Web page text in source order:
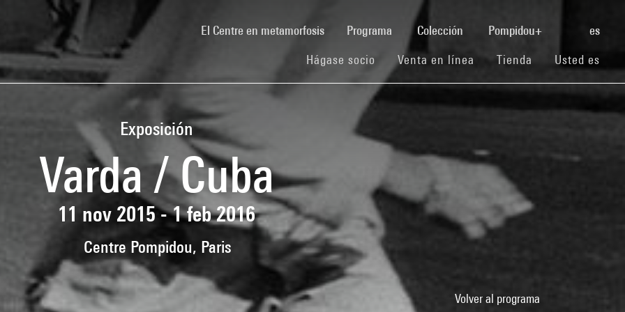
El Centre en metamorfosis(current)Programa Colección Pompidou+ es
Hágase socio (current)
Venta en línea (current)
Tienda (current)
Usted es
Exposición
Varda / Cuba
11 nov 2015 - 1 feb 2016
Centre Pompidou, Paris
Volver al programa